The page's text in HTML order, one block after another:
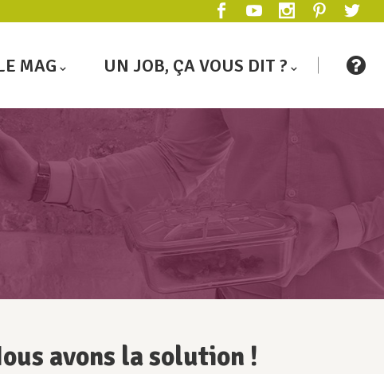
MAG UN JOB, ÇA VOUS DIT ?
avons la solution !